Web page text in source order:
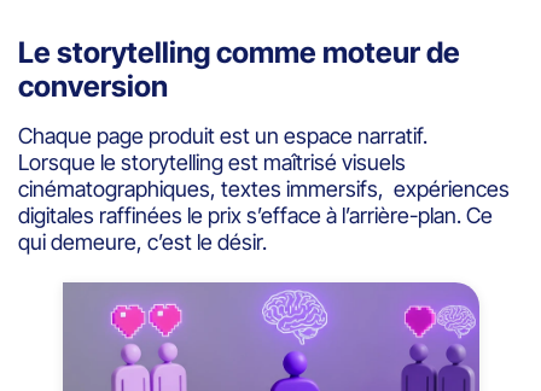
Le storytelling comme moteur de
conversion
Chaque page produit est un espace narratif.
Lorsque le storytelling est maîtrisé visuels
cinématographiques, textes immersifs, expériences
digitales raffinées le prix s’efface à l’arrière-plan. Ce
qui demeure, c’est le désir.